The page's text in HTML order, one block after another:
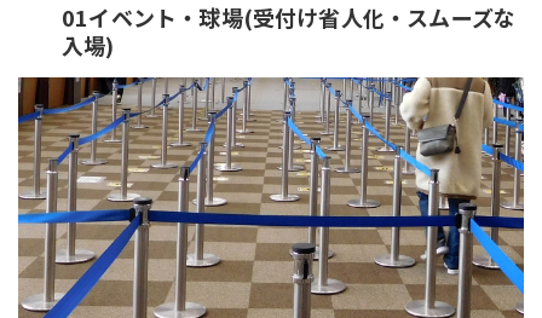
01イベント・球場(受付け省人化・スムーズな
入場)